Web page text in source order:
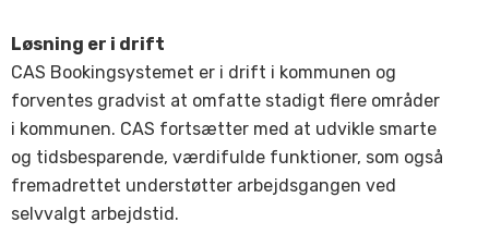
Løsning er i drift
CAS Bookingsystemet er i drift i kommunen og
forventes gradvist at omfatte stadigt flere områder
i kommunen. CAS fortsætter med at udvikle smarte
og tidsbesparende, værdifulde funktioner, som også
fremadrettet understøtter arbejdsgangen ved
selvvalgt arbejdstid.